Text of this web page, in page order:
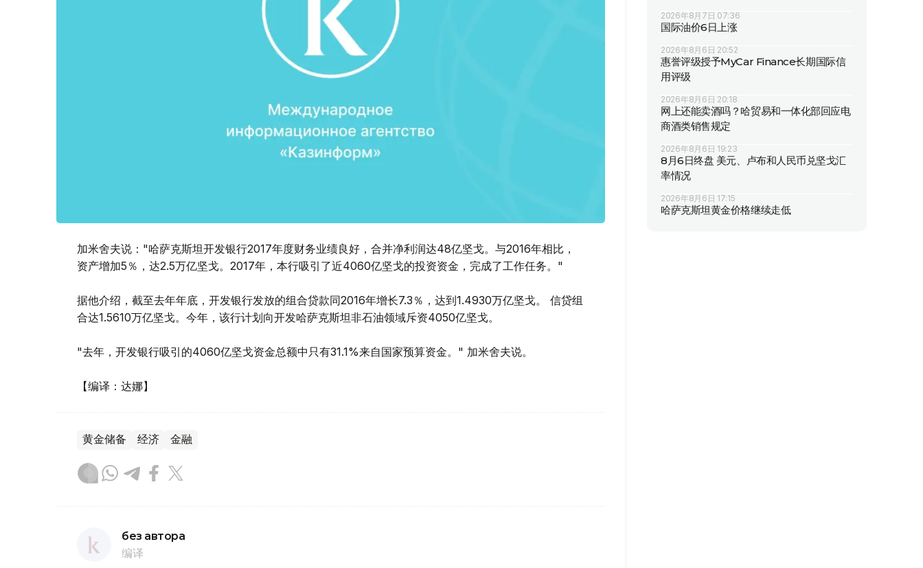
加米舍夫说："哈萨克斯坦开发银行2017年度财务业绩良好，合并净利润达48亿坚戈。与2016年相比，
资产增加5％，达2.5万亿坚戈。2017年，本行吸引了近4060亿坚戈的投资资金，完成了工作任务。"
据他介绍，截至去年年底，开发银行发放的组合贷款同2016年增长7.3％，达到1.4930万亿坚戈。 信贷组
合达1.5610万亿坚戈。今年，该行计划向开发哈萨克斯坦非石油领域斥资4050亿坚戈。
"去年，开发银行吸引的4060亿坚戈资金总额中只有31.1%来自国家预算资金。" 加米舍夫说。
【编译：达娜】
黄金储备 经济 金融
без автора
编译
2026年8月7日 07:36
国际油价6日上涨
2026年8月6日 20:52
惠誉评级授予MyCar Finance长期国际信
用评级
2026年8月6日 20:18
网上还能卖酒吗？哈贸易和一体化部回应电
商酒类销售规定
2026年8月6日 19:23
8月6日终盘 美元、卢布和人民币兑坚戈汇
率情况
2026年8月6日 17:15
哈萨克斯坦黄金价格继续走低